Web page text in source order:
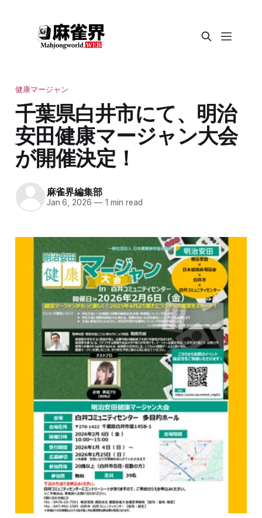
健康マージャン
千葉県白井市にて、明治
安田健康マージャン大会
が開催決定！
麻雀界編集部
Jan 6, 2026 —1 min read